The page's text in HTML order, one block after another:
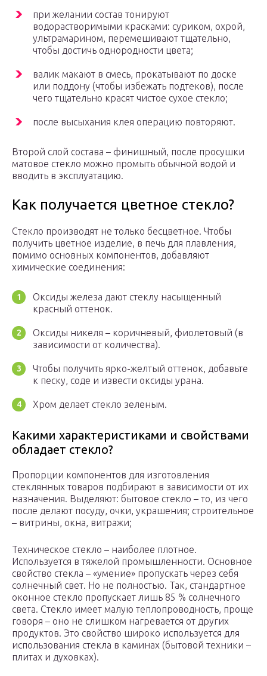
при желании состав тонируют
водорастворимыми красками: суриком, охрой,
ультрамарином, перемешивают тщательно,
чтобы достичь однородности цвета;
валик макают в смесь, прокатывают по доске
или поддону (чтобы избежать подтеков), после
чего тщательно красят чистое сухое стекло;
после высыхания клея операцию повторяют.
Второй слой состава – финишный, после просушки
матовое стекло можно промыть обычной водой и
вводить в эксплуатацию.
Как получается цветное стекло?
Стекло производят не только бесцветное. Чтобы
получить цветное изделие, в печь для плавления,
помимо основных компонентов, добавляют
химические соединения:
Оксиды железа дают стеклу насыщенный
красный оттенок.
Оксиды никеля – коричневый, фиолетовый (в
зависимости от количества).
Чтобы получить ярко-желтый оттенок, добавьте
к песку, соде и извести оксиды урана.
Хром делает стекло зеленым.
Какими характеристиками и свойствами
обладает стекло?
Пропорции компонентов для изготовления
стеклянных товаров подбирают в зависимости от их
назначения. Выделяют: бытовое стекло – то, из чего
после делают посуду, очки, украшения; строительное
– витрины, окна, витражи;
Техническое стекло – наиболее плотное.
Используется в тяжелой промышленности. Основное
свойство стекла – «умение» пропускать через себя
солнечный свет. Но не полностью. Так, стандартное
оконное стекло пропускает лишь 85 % солнечного
света. Стекло имеет малую теплопроводность, проще
говоря – оно не слишком нагревается от других
продуктов. Это свойство широко используется для
использования стекла в каминах (бытовой техники –
плитах и духовках).